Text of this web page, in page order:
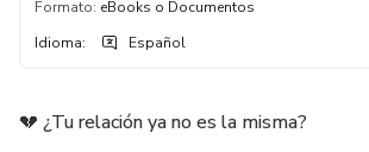
Formato: eBooks o Documentos
Idioma: Español
💔 ¿Tu relación ya no es la misma?